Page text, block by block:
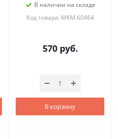
В наличии на складе
Код товара: MKM.60464
570руб.
В корзину